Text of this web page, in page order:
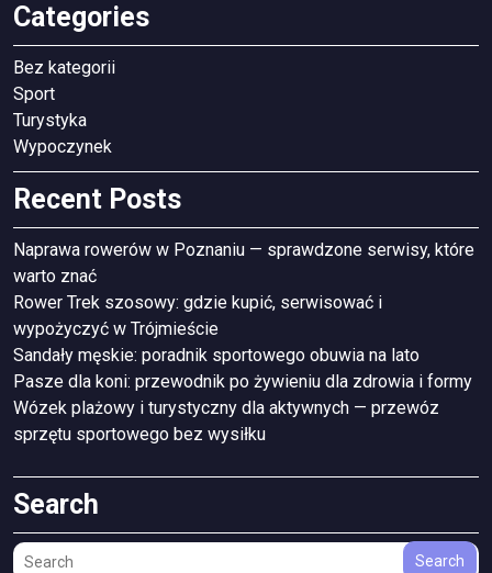
Categories
Bez kategorii
Sport
Turystyka
Wypoczynek
Recent Posts
Naprawa rowerów w Poznaniu — sprawdzone serwisy, które
warto znać
Rower Trek szosowy: gdzie kupić, serwisować i
wypożyczyć w Trójmieście
Sandały męskie: poradnik sportowego obuwia na lato
Pasze dla koni: przewodnik po żywieniu dla zdrowia i formy
Wózek plażowy i turystyczny dla aktywnych — przewóz
sprzętu sportowego bez wysiłku
Search
Search